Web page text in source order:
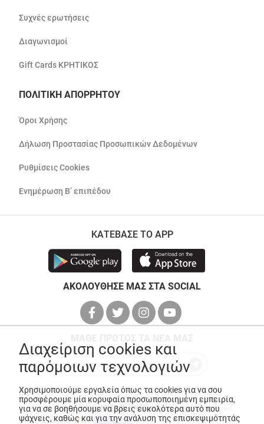
Συχνές ερωτήσεις
Διαγωνισμοί
Gift Cards ΚΡΗΤΙΚΟΣ
ΠΟΛΙΤΙΚΗ ΑΠΟΡΡΗΤΟΥ
Όροι Χρήσης
Δήλωση Προστασίας Προσωπικών Δεδομένων
Ρυθμίσεις Cookies
Ενημέρωση Β’ επιπέδου
ΚΑΤΕΒΑΣΕ ΤΟ APP
ΑΚΟΛΟΥΘΗΣΕ ΜΑΣ ΣΤΑ SOCIAL
© Copyright 2026ANEDIK Kritikos. All Rights Reserved
Made with
byDesquared
Διαχείριση cookies και
παρόμοιων τεχνολογιών
Χρησιμοποιούμε εργαλεία όπως τα cookies για να σου
προσφέρουμε μία κορυφαία προσωποποιημένη εμπειρία,
για να σε βοηθήσουμε να βρεις ευκολότερα αυτό που
ψάχνεις, καθώς και για την ανάλυση της επισκεψιμότητάς